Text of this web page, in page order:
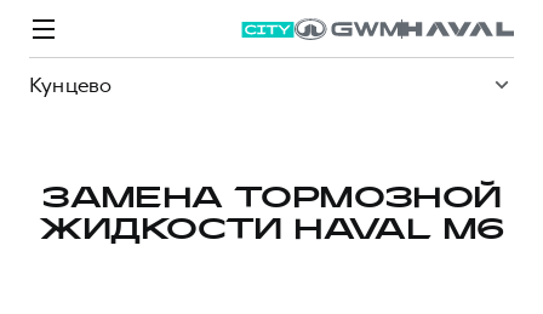
Кунцево
ЗАМЕНА ТОРМОЗНОЙ
ЖИДКОСТИ HAVAL M6